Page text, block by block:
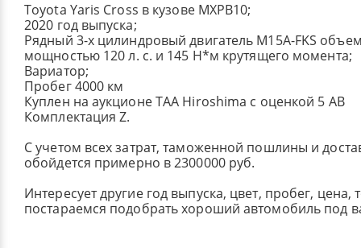
Toyota Yaris Cross в кузове MXPB10;
2020 год выпуска;
Рядный 3-х цилиндровый двигатель M15A-FKS
мощностью 120 л. с. и 145 Н*м крутящего момента;
Вариатор;
Пробег 4000 км
Куплен на аукционе TAA Hiroshima с оценкой 5 AB
Комплектация Z.
С учетом всех затрат, таможенной пошлины и
обойдется примерно в 2300000 руб.
Интересует другие год выпуска, цвет, пробег, цена,
постараемся подобрать хороший автомобиль под